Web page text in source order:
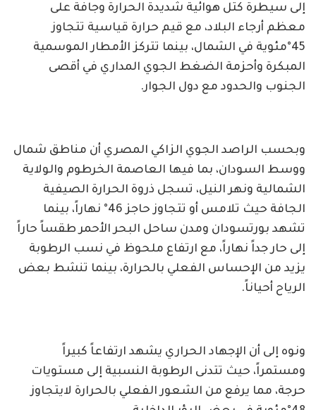
إلى سيطرة كتل هوائية شديدة الحرارة وجافة على
معظم أرجاء البلاد، مع قيم حرارة قياسية تتجاوز
45°مئوية في الشمال، بينما تتركز الأمطار الموسمية
المبكرة وأحزمة الضغط الجوي المداري في أقصى
الجنوب والحدود مع دول الجوار.
وبحسب الراصد الجوي الزاكي المصري أن مناطق شمال
ووسط السودان، بما فيها العاصمة الخرطوم والولاية
الشمالية ونهر النيل، تسجل ذروة الحرارة الصيفية
الجافة حيث تلامس أو تتجاوز حاجز 46° نهاراً، بينما
تشهد بورتسودان ومدن ساحل البحر الأحمر طقساً حاراً
إلى حار جداً نهاراً، مع ارتفاع ملحوظ في نسب الرطوبة
يزيد من الإحساس الفعلي بالحرارة، بينما تنشط بعض
الرياح أحياناً.
ونوه إلى أن الإجهاد الحراري يشهد ارتفاعاً كبيراً
ومستمراً، حيث تتدنى الرطوبة النسبية إلى مستويات
حرجة، مما يرفع من الشعور الفعلي بالحرارة لايتجاوز